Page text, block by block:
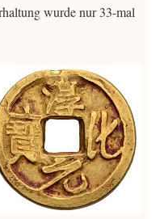
wurde nur 33-mal